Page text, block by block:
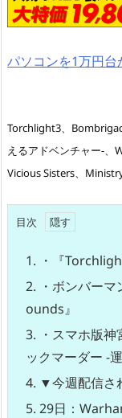
パソコンを1万円台
Torchlight3、
えるアドベンチャー-
Vicious Sisters、
目次
1. ・『
2. ・ボンバー
ounds』
3. ・スマホ版
ックマーダー -
4. ▼今週配信さ
5. 29日：